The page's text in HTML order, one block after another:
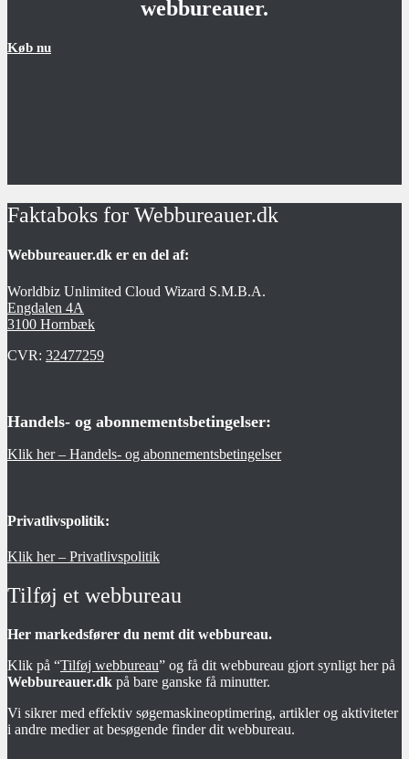
webbureauer.
Køb nu
Faktaboks for Webbureauer.dk
Webbureauer.dk er en del af:
Worldbiz Unlimited Cloud Wizard S.M.B.A.
Engdalen 4A
3100 Hornbæk
CVR: 32477259
Handels- og abonnementsbetingelser:
Klik her – Handels- og abonnementsbetingelser
Privatlivspolitik:
Klik her – Privatlivspolitik
Tilføj et webbureau
Her markedsfører du nemt dit webbureau.
Klik på “Tilføj webbureau” og få dit webbureau gjort synligt her på
Webbureauer.dk på bare ganske få minutter.
Vi sikrer med effektiv søgemaskineoptimering, artikler og aktiviteter
i andre medier at besøgende finder dit webbureau.